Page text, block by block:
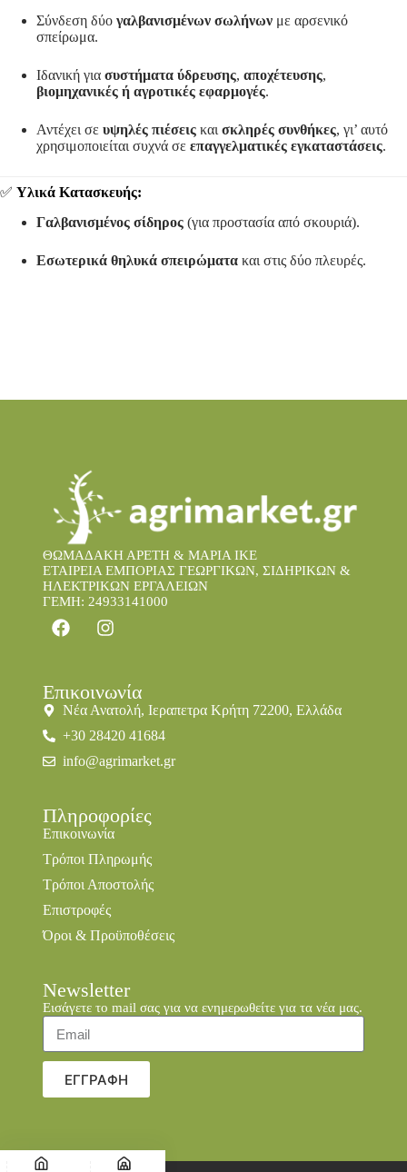
Σύνδεση δύο γαλβανισμένων σωλήνων με αρσενικό
σπείρωμα.
Ιδανική για συστήματα ύδρευσης, αποχέτευσης,
βιομηχανικές ή αγροτικές εφαρμογές.
Αντέχει σε υψηλές πιέσεις και σκληρές συνθήκες, γι’ αυτό
χρησιμοποιείται συχνά σε επαγγελματικές εγκαταστάσεις.
✅ Υλικά Κατασκευής:
Γαλβανισμένος σίδηρος (για προστασία από σκουριά).
Εσωτερικά θηλυκά σπειρώματα και στις δύο πλευρές.
ΘΩΜΑΔΑΚΗ ΑΡΕΤΗ & ΜΑΡΙΑ IKE
ΕΤΑΙΡΕΙΑ ΕΜΠΟΡΙΑΣ ΓΕΩΡΓΙΚΩΝ, ΣΙΔΗΡΙΚΩΝ &
ΗΛΕΚΤΡΙΚΩΝ ΕΡΓΑΛΕΙΩΝ
ΓΕΜΗ: 24933141000
Επικοινωνία
Νέα Ανατολή, Ιεραπετρα Κρήτη 72200, Ελλάδα
+30 28420 41684
info@agrimarket.gr
Πληροφορίες
Επικοινωνία
Τρόποι Πληρωμής
Τρόποι Αποστολής
Επιστροφές
Όροι & Προϋποθέσεις
Newsletter
Εισάγετε το mail σας για να ενημερωθείτε για τα νέα μας.
ΕΓΓΡΑΦΗ